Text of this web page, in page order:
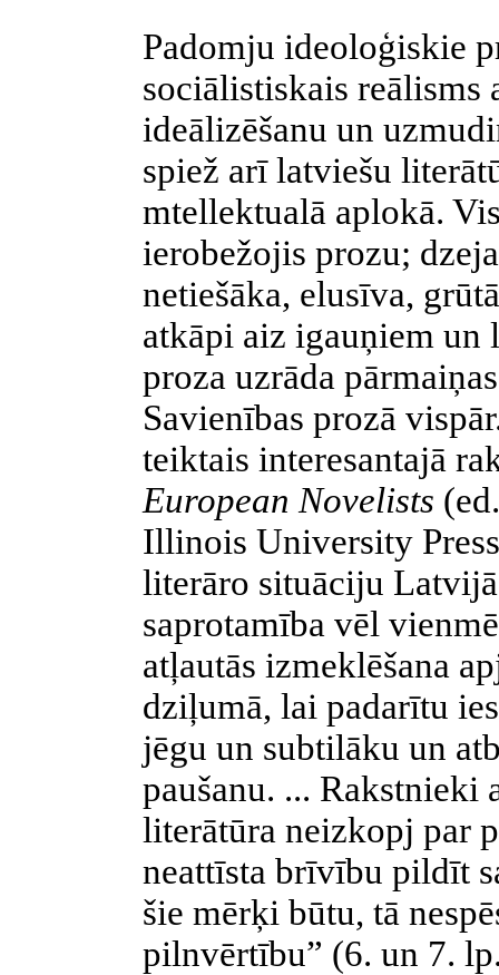
Padomju ideoloģiskie
sociālistiskais
ideālizēšanu un
spiež arī latviešu
mtellektualā aplokā.
ierobežojis prozu;
netiešāka, elusīva,
atkāpi aiz igauņiem un
proza uzrāda
Savienības prozā
teiktais interesantajā
European Novelists
Illinois University
literāro situāciju
saprotamība vēl
atļautās izmeklēšana
dziļumā, lai padarītu
jēgu un subtilāku un
paušanu. ... Rakstnieki
literātūra neizkopj par
neattīsta brīvību pildīt
šie mērķi būtu, tā
pilnvērtību” (6. un 7.